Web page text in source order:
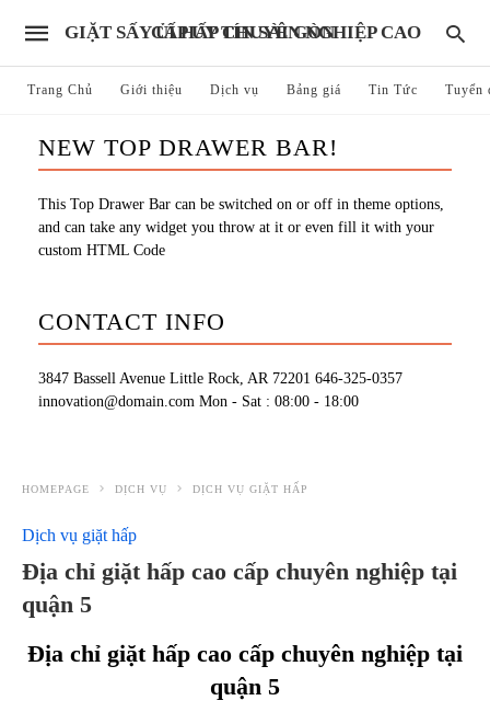
GIẶT SẤY ỦI HẤP CHUYÊN NGHIỆP CAO CẤP UY TÍN SÀI GÒN
Trang Chủ Giới thiệu Dịch vụ Bảng giá Tin Tức Tuyển
NEW TOP DRAWER BAR!
This Top Drawer Bar can be switched on or off in theme options,
and can take any widget you throw at it or even fill it with your
custom HTML Code
CONTACT INFO
3847 Bassell Avenue Little Rock, AR 72201 646-325-0357
innovation@domain.com Mon - Sat : 08:00 - 18:00
HOMEPAGE DỊCH VỤ DỊCH VỤ GIẶT HẤP
Dịch vụ giặt hấp
Địa chỉ giặt hấp cao cấp chuyên nghiệp tại
quận 5
Địa chỉ giặt hấp cao cấp chuyên nghiệp tại
quận 5